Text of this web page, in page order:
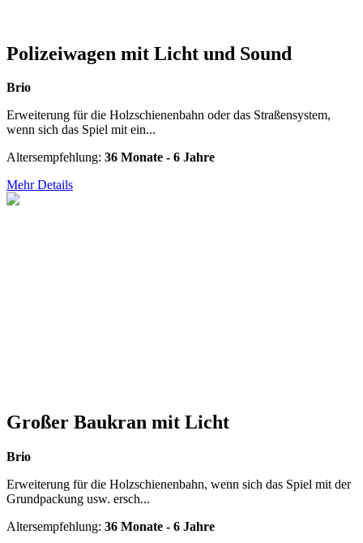
Polizeiwagen mit Licht und Sound
Brio
Erweiterung für die Holzschienenbahn oder das Straßensystem,
wenn sich das Spiel mit ein...
Altersempfehlung: 36 Monate - 6 Jahre
Mehr Details
Großer Baukran mit Licht
Brio
Erweiterung für die Holzschienenbahn, wenn sich das Spiel mit der
Grundpackung usw. ersch...
Altersempfehlung: 36 Monate - 6 Jahre